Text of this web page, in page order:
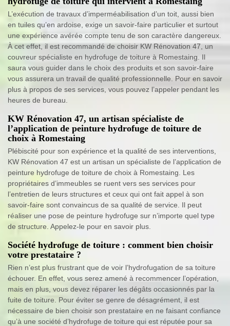
L’exécution de travaux d’imperméabilisation d’un toit, aussi bien
en tuiles qu’en ardoise, exige un savoir-faire particulier et surtout
une expérience avérée compte tenu de son caractère dangereux.
À cet effet, il est recommandé de choisir KW Rénovation 47, un
couvreur spécialiste en hydrofuge de toiture à Romestaing. Il
saura vous guider dans le choix des produits et son savoir-faire
vous assurera un travail de qualité professionnelle. Pour en savoir
plus à propos de ses services, vous pouvez l’appeler pendant les
heures de bureau.
KW Rénovation 47, un artisan spécialiste de
l’application de peinture hydrofuge de toiture de
choix à Romestaing
Plébiscité pour son expérience et la qualité de ses interventions,
KW Rénovation 47 est un artisan un spécialiste de l’application de
peinture hydrofuge de toiture de choix à Romestaing. Les
propriétaires d’immeubles se ruent vers ses services pour
l’entretien de leurs structures et ceux qui ont fait appel à son
savoir-faire sont convaincus de sa qualité de service. Il peut
réaliser une pose de peinture hydrofuge sur n’importe quel type
de structure. Appelez-le pour en savoir plus.
Société hydrofuge de toiture : comment bien choisir
votre prestataire ?
Rien n’est plus frustrant que de voir l’hydrofugation de sa toiture
échouer. En effet, vous serez amené à recommencer l’opération,
mais en plus, vous devez réparer les dégâts occasionnés par la
fuite de toiture. Pour éviter se genre de désagrément, il est
nécessaire de bien choisir son prestataire en ne faisant confiance
qu’à une société d’hydrofuge de toiture qui est réputée pour sa